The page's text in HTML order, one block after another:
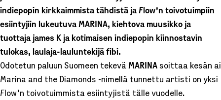
indiepopin kirkkaimmista tähdistä ja Flow’n toivotuimpiin
esiintyjiin lukeutuva MARINA, kiehtova muusikko ja
tuottaja james K ja kotimaisen indiepopin kiinnostavin
tulokas, laulaja-lauluntekijä fibi.
Odotetun paluun Suomeen tekevä MARINA soittaa kesän
Marina and the Diamonds -nimellä tunnettu artisti on yksi
Flow’n toivotuimmista esiintyjistä tälle vuodelle.